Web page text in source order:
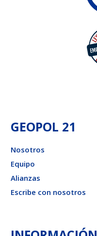
GEOPOL 21
Nosotros
Equipo
Alianzas
Escribe con nosotros